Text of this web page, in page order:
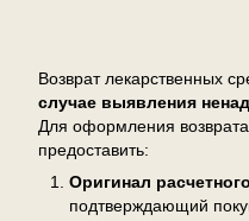
Возврат лекарственных
случае выявления
Для оформления
предоставить:
Оригинал
подтверждающий